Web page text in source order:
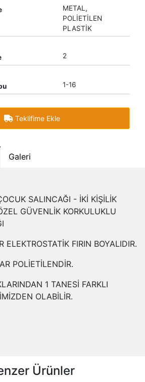
METAL,
POLİETİLEN
PLASTİK
2
1-16
Teklifime Ekle
Galeri
SALINCAĞI - İKİ KİŞİLİK
GÜVENLİK KORKULUKLU
ELEKTROSTATİK FIRIN BOYALIDIR.
POLİETİLENDİR.
1 TANESİ FARKLI
OLABİLİR.
Ürünler